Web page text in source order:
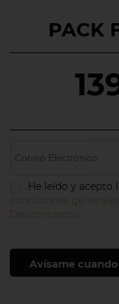
PACK
He leído y acepto
condiciones
Desistimiento
Avísame